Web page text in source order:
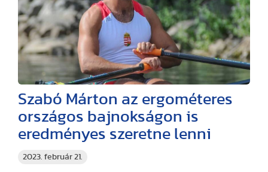
2023. február 21.
Szabó Márton az ergométeres
országos bajnokságon is
eredményes szeretne lenni